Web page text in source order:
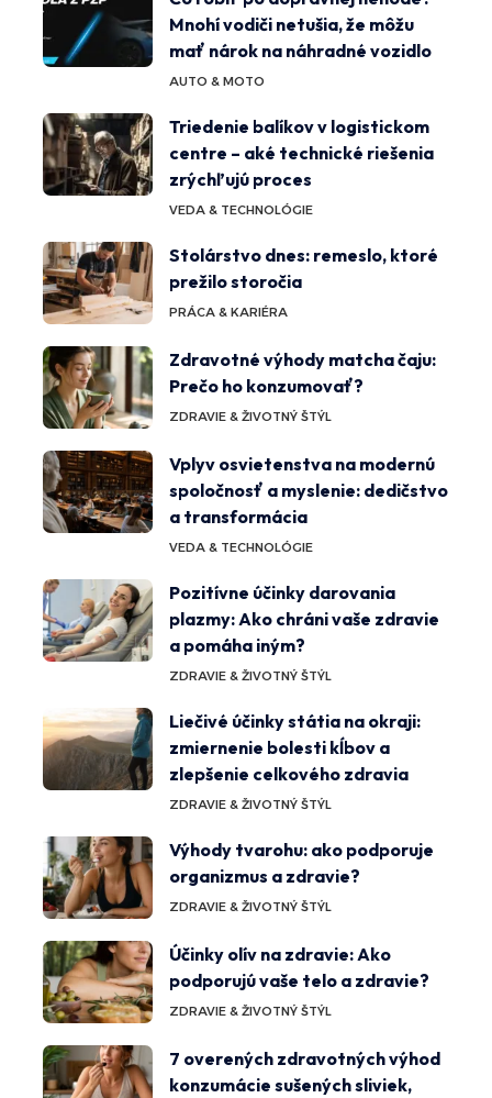
Mnohí vodiči netušia, že môžu
mať nárok na náhradné vozidlo
AUTO & MOTO
Triedenie balíkov v logistickom
centre – aké technické riešenia
zrýchľujú proces
VEDA & TECHNOLÓGIE
Stolárstvo dnes: remeslo, ktoré
prežilo storočia
PRÁCA & KARIÉRA
Zdravotné výhody matcha čaju:
Prečo ho konzumovať?
ZDRAVIE & ŽIVOTNÝ ŠTÝL
Vplyv osvietenstva na modernú
spoločnosť a myslenie: dedičstvo
a transformácia
VEDA & TECHNOLÓGIE
Pozitívne účinky darovania
plazmy: Ako chráni vaše zdravie
a pomáha iným?
ZDRAVIE & ŽIVOTNÝ ŠTÝL
Liečivé účinky státia na okraji:
zmiernenie bolesti kĺbov a
zlepšenie celkového zdravia
ZDRAVIE & ŽIVOTNÝ ŠTÝL
Výhody tvarohu: ako podporuje
organizmus a zdravie?
ZDRAVIE & ŽIVOTNÝ ŠTÝL
Účinky olív na zdravie: Ako
podporujú vaše telo a zdravie?
ZDRAVIE & ŽIVOTNÝ ŠTÝL
7 overených zdravotných výhod
konzumácie sušených sliviek,